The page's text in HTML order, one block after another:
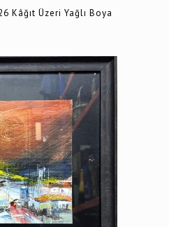
Kâğıt Üzeri Yağlı Boya